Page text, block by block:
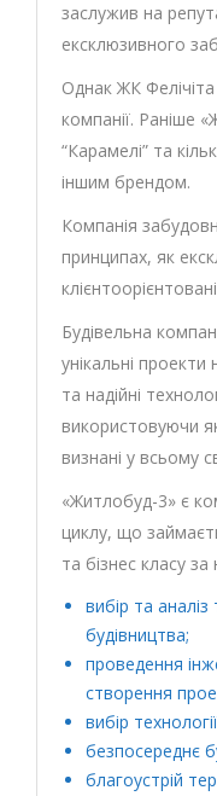
заслужив на
ексклюзивного
Однак ЖК
компанії. Раніше
“Карамелі” та
іншим брендом.
Компанія
принципах, як
Будівельна
унікальні
та надійні
використовуючи
визнані у всьому
«Житлобуд-3» є
циклу, що
та бізнес класу
вибір та
будівництва;
проведення
створення
вибір
безпосереднє
благоустрій